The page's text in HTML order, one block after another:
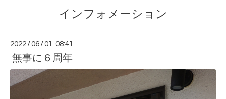
インフォメーション
2022 /06 /01 08:41
無事に６周年